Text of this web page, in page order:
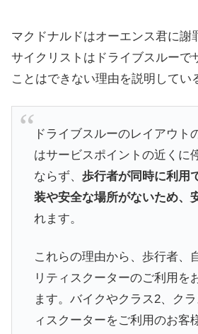
マクドナルドはオーエンス君に謝
サイクリストはドライブスルーで
ことはできない理由を説明してい
ドライブスルーのレイアウト
はサービスポイントの近くに
ならず、 歩行者が同時に利用
装や安全な場所がないため、
れます。
これらの理由から、歩行者、
リティスクーターのご利用を
ます。バイクやクラス2、ク
ィスクーターをご利用のお客